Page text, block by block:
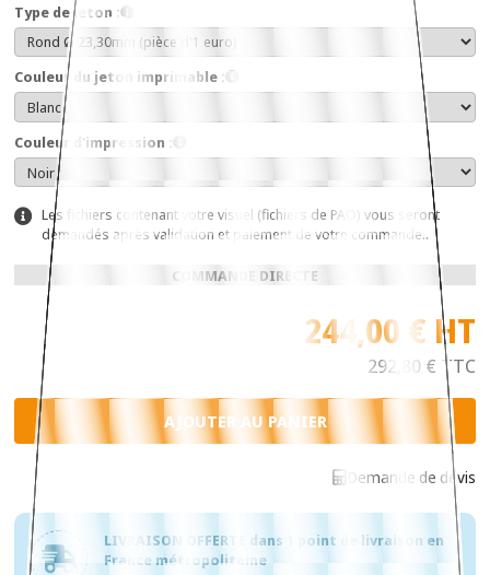
Type de jeton :
Couleur du jeton imprimable :
Couleur d'impression :
Les fichiers contenant votre visuel (fichiers de PAO) vous seront
demandés après validation et paiement de votre commande..
COMMANDE DIRECTE
244,00 € HT
292,80 € TTC
Demande de devis
LIVRAISON OFFERTE dans 1 point de livraison en
France métropolitaine